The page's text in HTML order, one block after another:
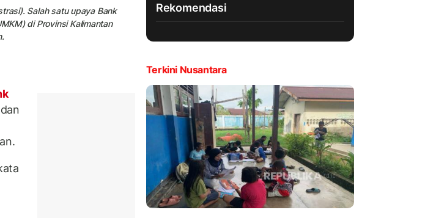
Salah satu upaya Bank
di Provinsi Kalimantan
Rekomendasi
Terkini Nusantara